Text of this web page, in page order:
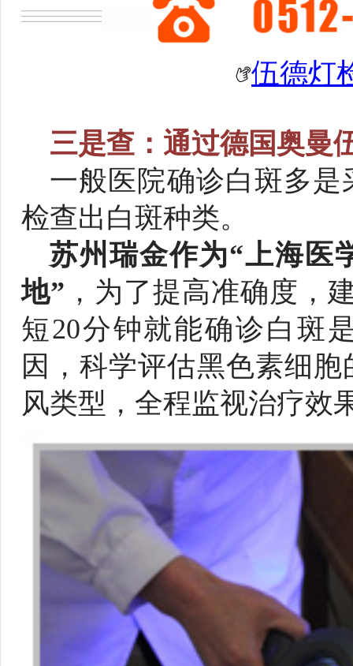
伍德灯
三是查：通过德国奥曼
一般医院确诊白斑多是
检查出白斑种类。
苏州瑞金作为“上海医
地” ，为了提高准确度，
短20分钟就能确诊白斑
因，科学评估黑色素细
风类型，全程监视治疗效